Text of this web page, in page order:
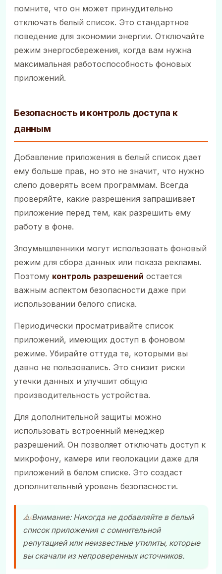
помните, что он может принудительно
отключать белый список. Это стандартное
поведение для экономии энергии. Отключайте
режим энергосбережения, когда вам нужна
максимальная работоспособность фоновых
приложений.
Безопасность и контроль доступа к
данным
Добавление приложения в белый список дает
ему больше прав, но это не значит, что нужно
слепо доверять всем программам. Всегда
проверяйте, какие разрешения запрашивает
приложение перед тем, как разрешить ему
работу в фоне.
Злоумышленники могут использовать фоновый
режим для сбора данных или показа рекламы.
Поэтому контроль разрешений остается
важным аспектом безопасности даже при
использовании белого списка.
Периодически просматривайте список
приложений, имеющих доступ в фоновом
режиме. Убирайте оттуда те, которыми вы
давно не пользовались. Это снизит риски
утечки данных и улучшит общую
производительность устройства.
Для дополнительной защиты можно
использовать встроенный менеджер
разрешений. Он позволяет отключать доступ к
микрофону, камере или геолокации даже для
приложений в белом списке. Это создаст
дополнительный уровень безопасности.
⚠️ Внимание: Никогда не добавляйте в белый
список приложения с сомнительной
репутацией или неизвестные утилиты, которые
вы скачали из непроверенных источников.